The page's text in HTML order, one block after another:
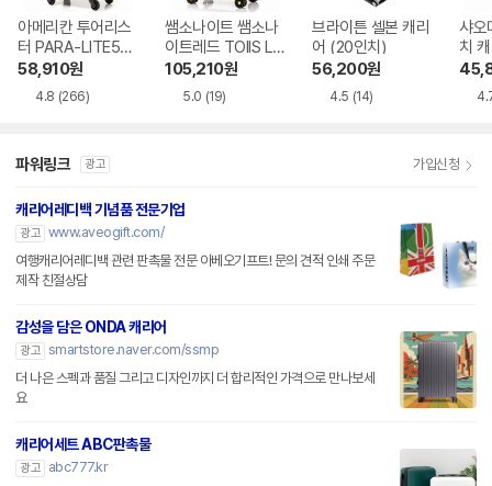
아메리칸 투어리스
터 PARA-LITE55
20인치 캐리어 R91
18004
58,910원
4.8 (266)
쌤소나이트 쌤소나
이트레드 TOIIS L5
5 20인치 캐리어 H
G131001
105,210원
5.0 (19)
브라이튼 셀본 캐리
어 (20인치)
56,200원
4.5 (14)
샤오
치
파워링크 광고 가입신청
캐리어레디백 기념품 전문기업
광고 www.aveogift.com/
여행캐리어레디백 관련 판촉물 전문 아베오기프트! 문의 견적 인쇄 주문
제작 친절상담
감성을 담은 ONDA 캐리어
광고 smartstore.naver.com/ssmp
더 나은 스펙과 품질 그리고 디자인까지 더 합리적인 가격으로 만나보세
요
캐리어세트 ABC판촉물
광고
abc777.kr